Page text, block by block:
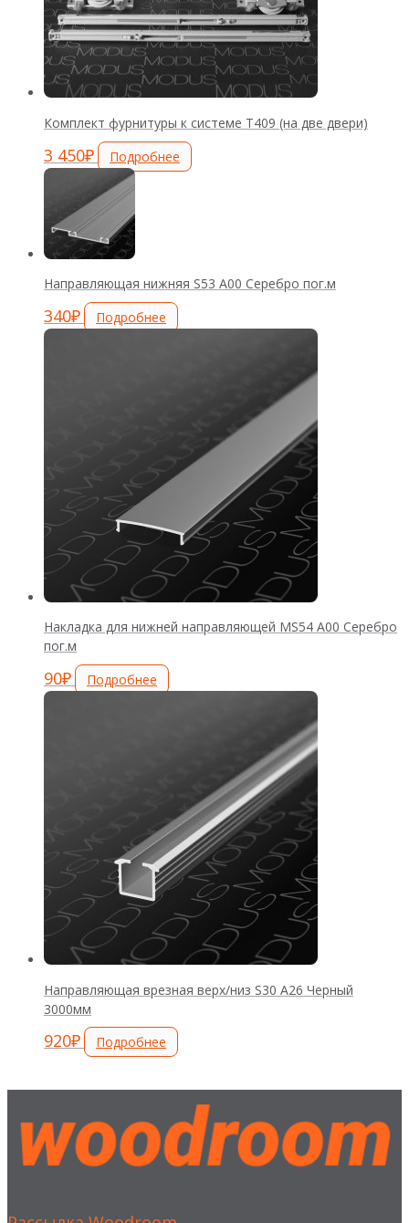
Комплект фурнитуры к системе Т409 (на две двери)
3 450₽ Подробнее
Направляющая нижняя S53 А00 Серебро пог.м
340₽ Подробнее
Накладка для нижней направляющей MS54 А00 Серебро
пог.м
90₽ Подробнее
Направляющая врезная верх/низ S30 А26 Черный
3000мм
920₽ Подробнее